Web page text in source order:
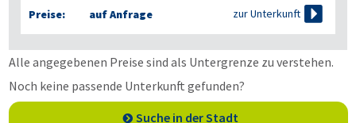
Preise: auf Anfrage zur Unterkunft 
Alle angegebenen Preise sind als Untergrenze zu verstehen.
Noch keine passende Unterkunft gefunden?
Suche in der Stadt